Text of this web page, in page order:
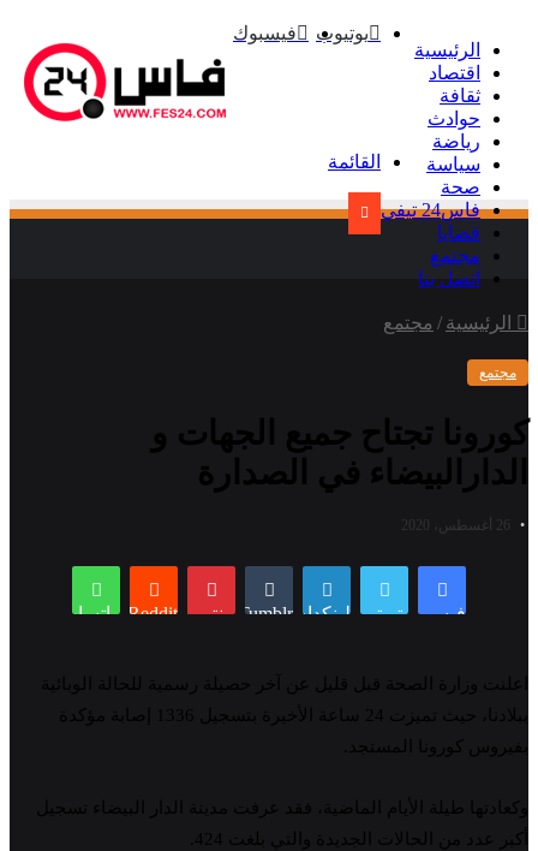
الرئيسية
اقتصاد
ثقافة
حوادث
رياضة
سياسة
صحة
فاس24 تيفي
قضايا
مجتمع
اتصل بنا
يوتيوب فيسبوك
القائمة
الرئيسية/ مجتمع
مجتمع
كورونا تجتاح جميع الجهات و
الدارالبيضاء في الصدارة
فيسبوك تويتر لينكدإن Tumblr بينتيريستReddit واتساب
اعلنت وزارة الصحة قبل قليل عن آخر حصيلة رسمية للحالة الوبائية
ببلادنا، حيث تميزت 24 ساعة الأخيرة بتسجيل 1336 إصابة مؤكدة
بفيروس كورونا المستجد.
وكعادتها طيلة الأيام الماضية، فقد عرفت مدينة الدار البيضاء تسجيل
أكبر عدد من الحالات الجديدة والتي بلغت 424.